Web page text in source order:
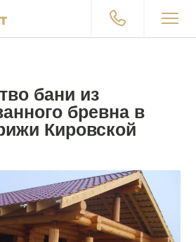
бани из
бревна в
Кировской